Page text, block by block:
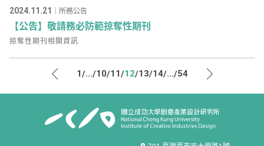
2024.11.21 ｜所務公告
【公告】敬請務必防範掠奪性期刊
掠奪性期刊相關資訊
1 ... 10 11 12 13 14 ... 54